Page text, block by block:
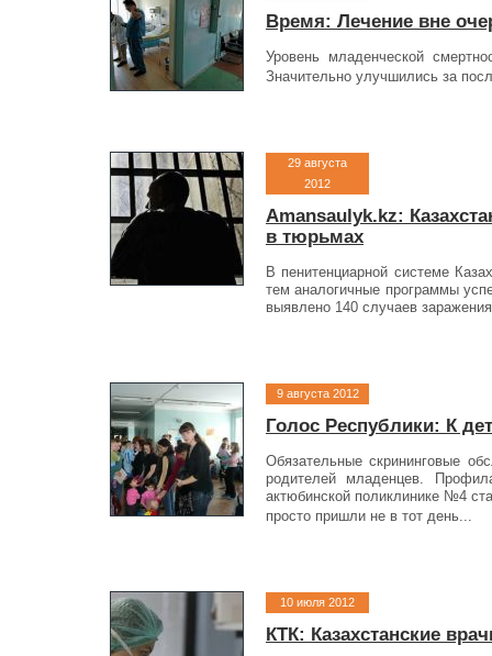
Время: Лечение вне
Уровень младенческой
Значительно улучшились за
29 августа
2012
Amansaulyk.kz:
в тюрьмах
В пенитенциарной системе
тем аналогичные программы
выявлено 140 случаев
9 августа 2012
Голос Республики: К
Обязательные скрининговые
родителей младенцев.
актюбинской поликлинике №4
просто пришли не в тот день...
10 июля 2012
КТК: Казахстанские